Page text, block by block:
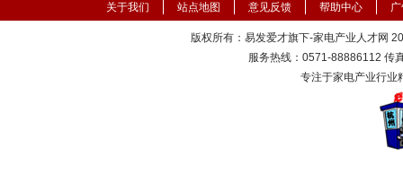
关于我们 站点地图 意见反馈 帮助中心
版权所有：易发爱才旗下-家电产业人才网
服务热线：0571-88886112 传
专注于家电产业行业